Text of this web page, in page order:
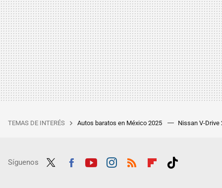
TEMAS DE INTERÉS Autos baratos en México 2025 Nissan V-Drive
Síguenos